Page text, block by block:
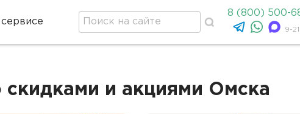
8 (800) 500-
9-
скидками и акциями Омска